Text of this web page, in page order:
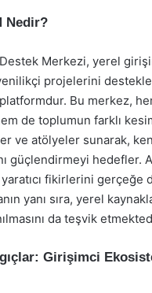
Nedir?
Merkezi, yerel
projelerini
Bu merkez,
de toplumun farklı
ve atölyeler sunarak,
güçlendirmeyi hedefler.
fikirlerini gerçeğe
yanı sıra, yerel
da teşvik
Girişimci